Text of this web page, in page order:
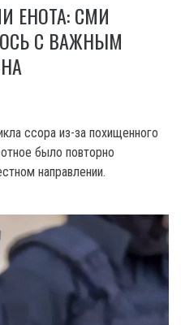
ЕНОТА: СМИ
С ВАЖНЫМ
ссора из-за похищенного
было повторно
направлении.